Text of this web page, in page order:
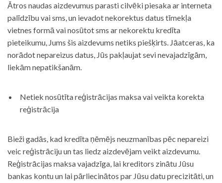
Ātros naudas aizdevumus parasti cilvēki piesaka ar interneta
palīdzību vai sms, un ievadot nekorektus datus tīmekļa
vietnes formā vai nosūtot sms ar nekorektu kredīta
pieteikumu, Jums šis aizdevums netiks piešķirts. Jāatceras, ka
norādot nepareizus datus, Jūs pakļaujat sevi nevajadzīgām,
liekām nepatikšanām.
Netiek nosūtīta reģistrācijas maksa vai veikta korekta
reģistrācija
Bieži gadās, kad kredīta ņēmējs neuzmanības pēc nepareizi
veic reģistrāciju un tas liedz aizdevējam veikt aizdevumu.
Reģistrācijas maksa vajadzīga, lai kreditors zinātu Jūsu
bankas kontu un lai pārliecinātos par Jūsu datu precizitāti, un